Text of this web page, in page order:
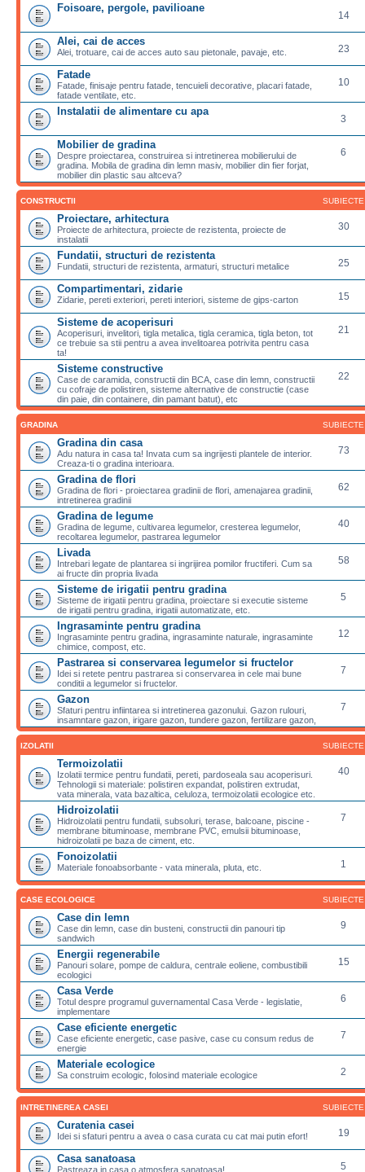
Foisoare, pergole, pavilioane
14
Alei, cai de acces
Alei, trotuare, cai de acces auto sau pietonale, pavaje, etc. 23
Fatade
Fatade, finisaje pentru fatade, tencuieli decorative, placari fatade,
fatade ventilate, etc.
10
Instalatii de alimentare cu apa
3
Mobilier de gradina
Despre proiectarea, construirea si intretinerea mobilierului de
gradina. Mobila de gradina din lemn masiv, mobilier din fier forjat,
mobilier din plastic sau altceva?
6
CONSTRUCTII SUBIECTE
Proiectare, arhitectura
Proiecte de arhitectura, proiecte de rezistenta, proiecte de
instalatii
30
Fundatii, structuri de rezistenta
Fundatii, structuri de rezistenta, armaturi, structuri metalice 25
Compartimentari, zidarie
Zidarie, pereti exteriori, pereti interiori, sisteme de gips-carton 15
Sisteme de acoperisuri
Acoperisuri, invelitori, tigla metalica, tigla ceramica, tigla beton, tot
ce trebuie sa stii pentru a avea invelitoarea potrivita pentru casa
ta!
21
Sisteme constructive
Case de caramida, constructii din BCA, case din lemn, constructii
cu cofraje de polistiren, sisteme alternative de constructie (case
din paie, din containere, din pamant batut), etc
22
GRADINA SUBIECTE
Gradina din casa
Adu natura in casa ta! Invata cum sa ingrijesti plantele de interior.
Creaza-ti o gradina interioara.
73
Gradina de flori
Gradina de flori - proiectarea gradinii de flori, amenajarea gradinii,
intretinerea gradinii
62
Gradina de legume
Gradina de legume, cultivarea legumelor, cresterea legumelor,
recoltarea legumelor, pastrarea legumelor
40
Livada
Intrebari legate de plantarea si ingrijirea pomilor fructiferi. Cum sa
ai fructe din propria livada
58
Sisteme de irigatii pentru gradina
Sisteme de irigatii pentru gradina, proiectare si executie sisteme
de irigatii pentru gradina, irigatii automatizate, etc.
5
Ingrasaminte pentru gradina
Ingrasaminte pentru gradina, ingrasaminte naturale, ingrasaminte
chimice, compost, etc.
12
Pastrarea si conservarea legumelor si fructelor
Idei si retete pentru pastrarea si conservarea in cele mai bune
conditii a legumelor si fructelor.
7
Gazon
Sfaturi pentru infiintarea si intretinerea gazonului. Gazon rulouri,
insamntare gazon, irigare gazon, tundere gazon, fertilizare gazon,
7
IZOLATII SUBIECTE
Termoizolatii
Izolatii termice pentru fundatii, pereti, pardoseala sau acoperisuri.
Tehnologii si materiale: polistiren expandat, polistiren extrudat,
vata minerala, vata bazaltica, celuloza, termoizolatii ecologice etc.
40
Hidroizolatii
Hidroizolatii pentru fundatii, subsoluri, terase, balcoane, piscine -
membrane bituminoase, membrane PVC, emulsii bituminoase,
hidroizolatii pe baza de ciment, etc.
7
Fonoizolatii
Materiale fonoabsorbante - vata minerala, pluta, etc. 1
CASE ECOLOGICE SUBIECTE
Case din lemn
Case din lemn, case din busteni, constructii din panouri tip
sandwich
9
Energii regenerabile
Panouri solare, pompe de caldura, centrale eoliene, combustibili
ecologici
15
Casa Verde
Totul despre programul guvernamental Casa Verde - legislatie,
implementare
6
Case eficiente energetic
Case eficiente energetic, case pasive, case cu consum redus de
energie
7
Materiale ecologice
Sa construim ecologic, folosind materiale ecologice 2
INTRETINEREA CASEI SUBIECTE
Curatenia casei
Idei si sfaturi pentru a avea o casa curata cu cat mai putin efort! 19
Casa sanatoasa
Pastreaza in casa o atmosfera sanatoasa! 5